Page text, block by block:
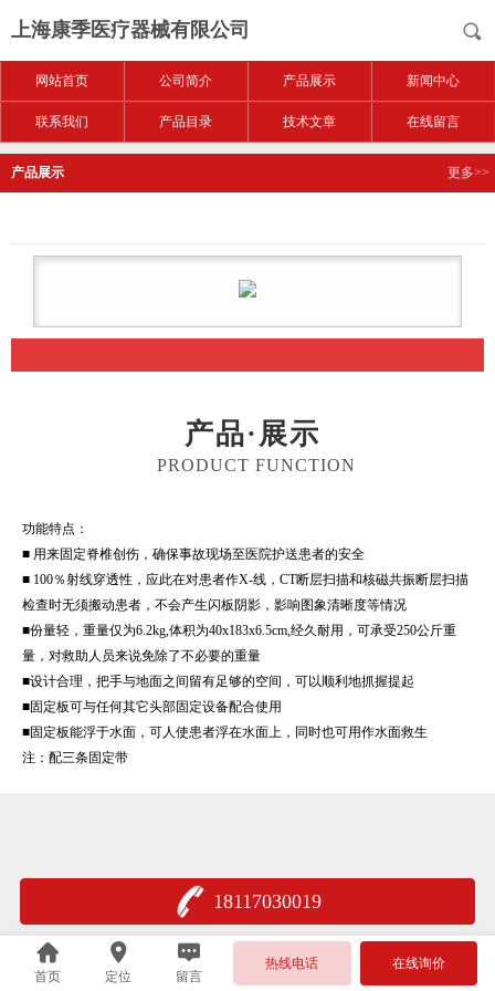
上海康季医疗器械有限公司
网站首页 公司简介 产品展示 新闻中心
联系我们 产品目录 技术文章 在线留言
产品展示 更多>>
产品·展示
PRODUCT FUNCTION
功能特点：
■ 用来固定脊椎创伤，确保事故现场至医院护送患者的安全
■ 100％射线穿透性，应此在对患者作X-线，CT断层扫描和核磁共振断层扫描
检查时无须搬动患者，不会产生闪板阴影，影响图象清晰度等情况
■份量轻，重量仅为6.2kg,体积为40x183x6.5cm,经久耐用，可承受250公斤重
量，对救助人员来说免除了不必要的重量
■设计合理，把手与地面之间留有足够的空间，可以顺利地抓握提起
■固定板可与任何其它头部固定设备配合使用
■固定板能浮于水面，可人使患者浮在水面上，同时也可用作水面救生
注：配三条固定带
18117030019
首页 定位 留言
热线电话 在线询价
沪公网安备 31011502401735